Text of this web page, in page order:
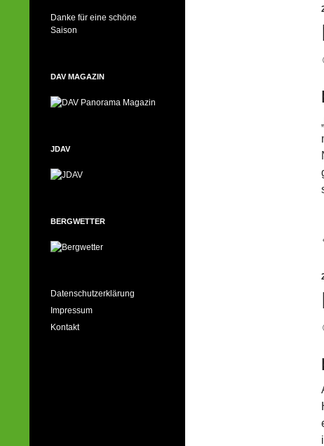
Danke für eine schöne
Saison
DAV MAGAZIN
JDAV
BERGWETTER
Datenschutzerklärung
Impressum
Kontakt